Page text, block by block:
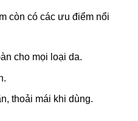
còn có các ưu điểm nổi
cho mọi loại da.
thoải mái khi dùng.